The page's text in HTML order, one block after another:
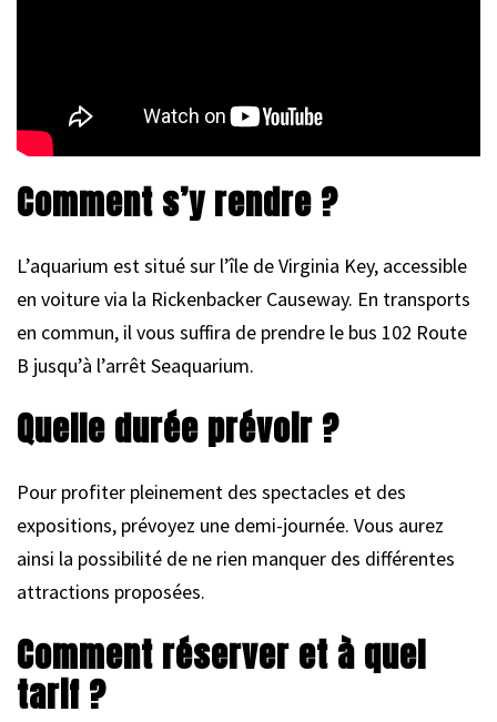
Comment s’y rendre ?
L’aquarium est situé sur l’île de Virginia Key, accessible
en voiture via la Rickenbacker Causeway. En transports
en commun, il vous suffira de prendre le bus 102 Route
B jusqu’à l’arrêt Seaquarium.
Quelle durée prévoir ?
Pour profiter pleinement des spectacles et des
expositions, prévoyez une demi-journée. Vous aurez
ainsi la possibilité de ne rien manquer des différentes
attractions proposées.
Comment réserver et à quel
tarif ?